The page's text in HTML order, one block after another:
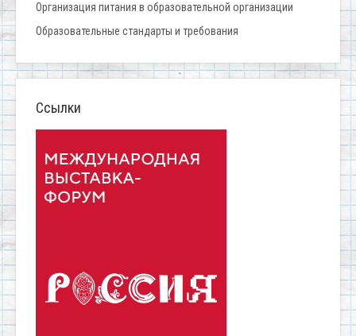
Организация питания в образовательной организации
Образовательные стандарты и требования
Ссылки